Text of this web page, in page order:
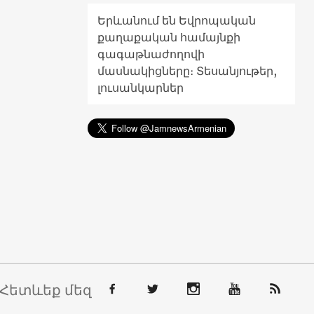
Երևանում են Եվրոպական
քաղաքական համայնքի
գագաթնաժողովի
մասնակիցները։ Տեսանյութեր,
լուսանկարներ
Հետևեք մեզ